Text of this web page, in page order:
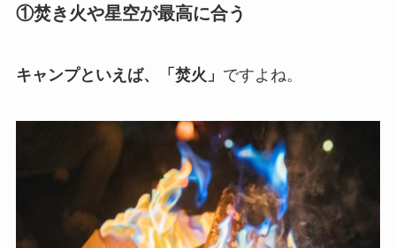
①焚き火や星空が最高に合う
キャンプといえば、「焚火」 ですよね。